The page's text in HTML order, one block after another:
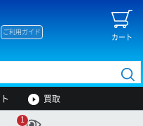
カート
ご利用ガイド
買取
1